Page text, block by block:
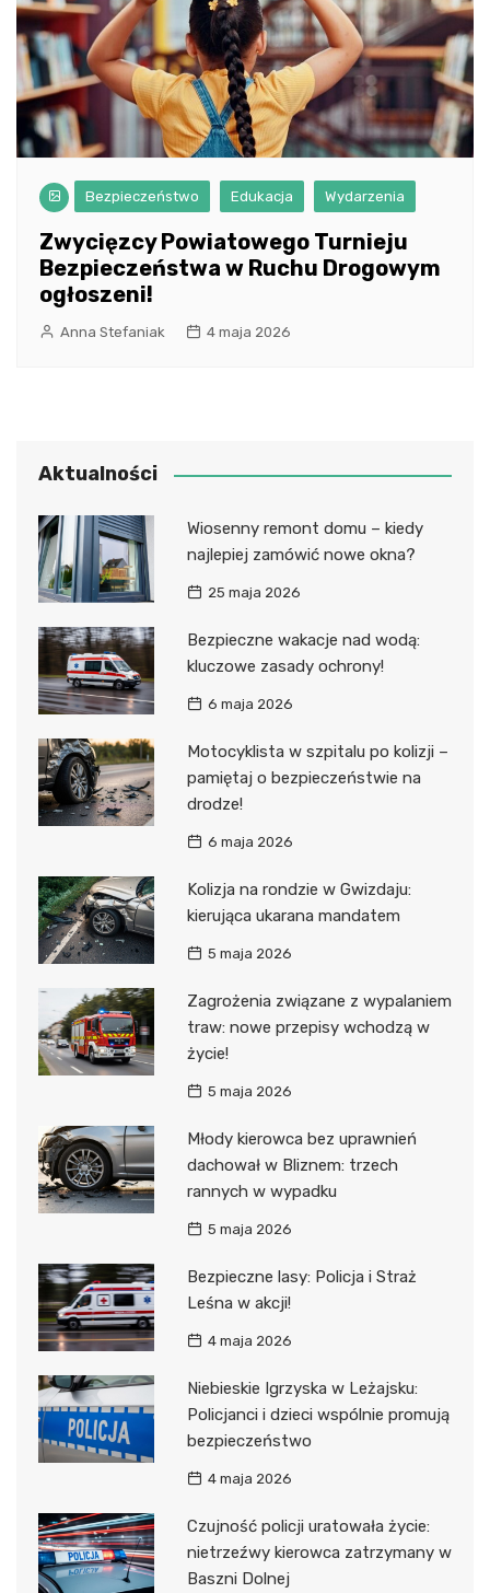
Bezpieczeństwo Edukacja Wydarzenia
Zwycięzcy Powiatowego Turnieju
Bezpieczeństwa w Ruchu Drogowym
ogłoszeni!
Anna Stefaniak 4 maja 2026
Aktualności
Wiosenny remont domu – kiedy
najlepiej zamówić nowe okna?
25 maja 2026
Bezpieczne wakacje nad wodą:
kluczowe zasady ochrony!
6 maja 2026
Motocyklista w szpitalu po kolizji –
pamiętaj o bezpieczeństwie na
drodze!
6 maja 2026
Kolizja na rondzie w Gwizdaju:
kierująca ukarana mandatem
5 maja 2026
Zagrożenia związane z wypalaniem
traw: nowe przepisy wchodzą w
życie!
5 maja 2026
Młody kierowca bez uprawnień
dachował w Bliznem: trzech
rannych w wypadku
5 maja 2026
Bezpieczne lasy: Policja i Straż
Leśna w akcji!
4 maja 2026
Niebieskie Igrzyska w Leżajsku:
Policjanci i dzieci wspólnie promują
bezpieczeństwo
4 maja 2026
Czujność policji uratowała życie:
nietrzeźwy kierowca zatrzymany w
Baszni Dolnej